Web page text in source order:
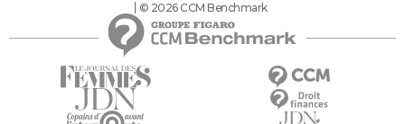
© 2026 CCM Benchmark